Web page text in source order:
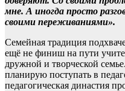
мне. А иногда просто
своими переживаниями».
Семейная традиция
ещё не финиш на пути
дружной и творческой
планирую поступать в
педагогическая династия